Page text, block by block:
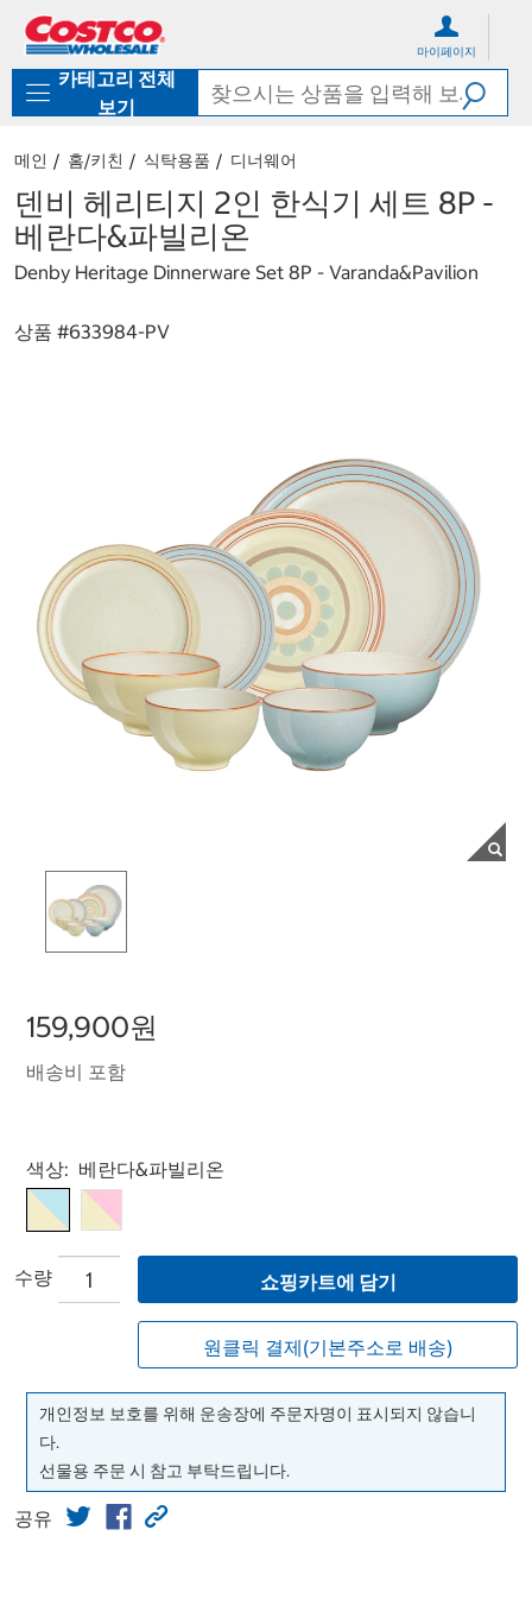
로
기
가
마이페이지
카테고리 전체
보기
메인 홈/키친 식탁용품 디너웨어
덴비 헤리티지 2인 한식기 세트 8P -
베란다&파빌리온
Denby Heritage Dinnerware Set 8P - Varanda&Pavilion
상품 #633984-PV
159,900원
배송비 포함
Select product
색상: 베란다&파빌리온
수량 쇼핑카트에 담기
원클릭 결제(기본주소로 배송)
개인정보 보호를 위해 운송장에 주문자명이 표시되지 않습니
다.
선물용 주문 시 참고 부탁드립니다.
공유